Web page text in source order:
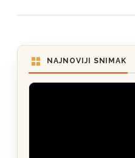
NAJNOVIJI SNIMAK